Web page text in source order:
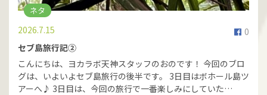
ネタ
0
2026.7.15
セブ島旅行記②
こんにちは、ヨカラボ天神スタッフのおのです！ 今回のブロ
グは、いよいよセブ島旅行の後半です。 3日目はボホール島ツ
アーへ♪ 3日目は、今回の旅行で一番楽しみにしていた…